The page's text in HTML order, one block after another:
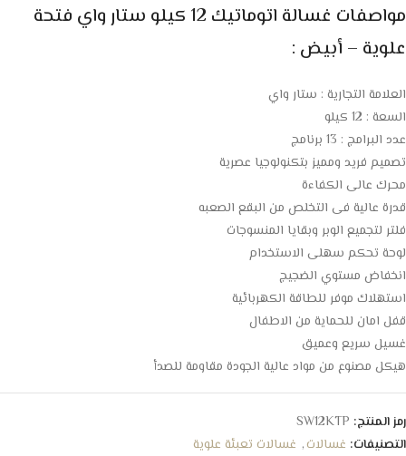
مواصفات غسالة اتوماتيك 12 كيلو ستار واي فتحة
علوية – أبيض :
العلامة التجارية : ستار واي
السعة : 12 كيلو
عدد البرامج : 13 برنامج
تصميم فريد ومميز بتكنولوجيا عصرية
محرك عالى الكفاءة
قدرة عالية فى التخلص من البقع الصعبه
فلتر لتجميع الوبر وبقايا المنسوجات
لوحة تحكم سهلى الاستخدام
انخفاض مستوي الضجيج
استهلاك موفر للطاقة الكهربائية
قفل امان للحماية من الاطفال
غسيل سريع وعميق
هيكل مصنوع من مواد عالية الجودة مقاومة للصدأ
رمز المنتج: SW12KTP
التصنيفات: غسالات, غسالات تعبئة علوية